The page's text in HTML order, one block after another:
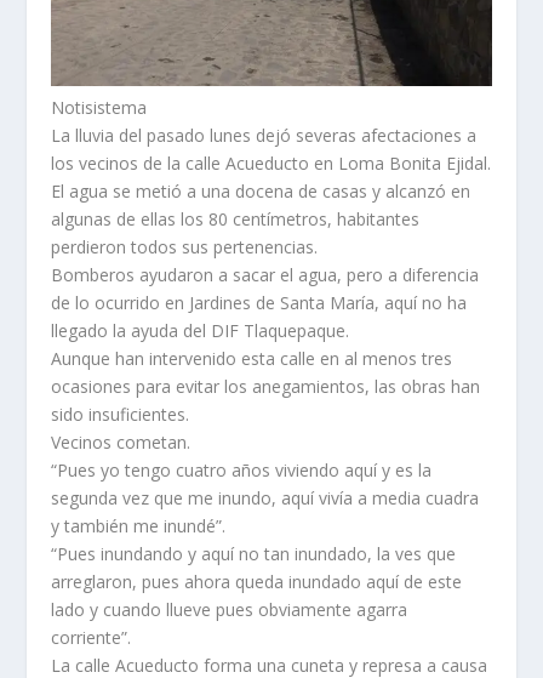
Notisistema
La lluvia del pasado lunes dejó severas afectaciones a
los vecinos de la calle Acueducto en Loma Bonita Ejidal.
El agua se metió a una docena de casas y alcanzó en
algunas de ellas los 80 centímetros, habitantes
perdieron todos sus pertenencias.
Bomberos ayudaron a sacar el agua, pero a diferencia
de lo ocurrido en Jardines de Santa María, aquí no ha
llegado la ayuda del DIF Tlaquepaque.
Aunque han intervenido esta calle en al menos tres
ocasiones para evitar los anegamientos, las obras han
sido insuficientes.
Vecinos cometan.
“Pues yo tengo cuatro años viviendo aquí y es la
segunda vez que me inundo, aquí vivía a media cuadra
y también me inundé”.
“Pues inundando y aquí no tan inundado, la ves que
arreglaron, pues ahora queda inundado aquí de este
lado y cuando llueve pues obviamente agarra
corriente”.
La calle Acueducto forma una cuneta y represa a causa